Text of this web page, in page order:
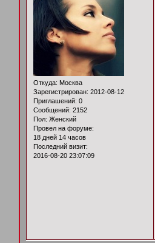
Откуда: Москва
Зарегистрирован: 2012-08-12
Приглашений: 0
Сообщений: 2152
Пол: Женский
Провел на форуме:
18 дней 14 часов
Последний визит:
2016-08-20 23:07:09